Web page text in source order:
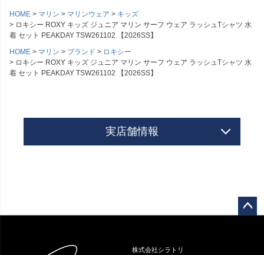
HOME マリン マリンウェア
キッズ
ロキシー ROXY キッズ ジュニア マリン サーフ ウェア ラッシュTシャツ 水
着 セット PEAKDAY TSW261102 【2026SS】
HOME
マリン ブランド
ロキシー
ロキシー ROXY キッズ ジュニア マリン サーフ ウェア ラッシュTシャツ 水
着 セット PEAKDAY TSW261102 【2026SS】
実店舗情報
株式会社シラトリ